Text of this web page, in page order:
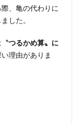
、亀の代わりに
した。
〝つるかめ算〟に
理由がありま